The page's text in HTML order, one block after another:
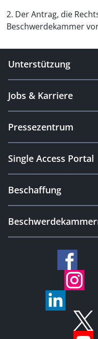
2. Der Antrag, die
Beschwerdekammer
Unterstützung
Jobs & Karriere
Pressezentrum
Single Access Portal
Beschaffung